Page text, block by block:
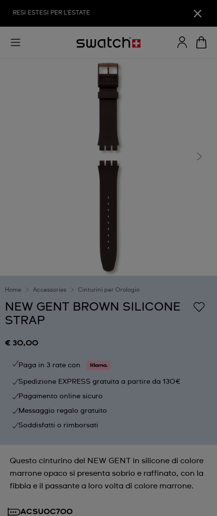
RESI ESTESI PER L'ESTATE
Home Accessories Cinturini per Orologio
NEW GENT BROWN SILICONE
STRAP
€ 30,00
Paga in 3 rate con
Spedizione EXPRESS gratuita a partire da 130€
Pagamento online sicuro
Messaggio regalo gratuito
Soddisfatti o rimborsati
Questo cinturino del NEW GENT in silicone di colore
marrone opaco si presenta sobrio e raffinato, con la
fibbia e il passante a loro volta di colore marrone.
ACSUOC700